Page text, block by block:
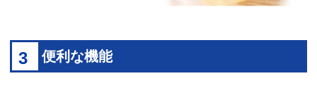
3 便利な機能